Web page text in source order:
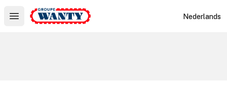
Open main menu
Le Groupe Wanty Nederlands